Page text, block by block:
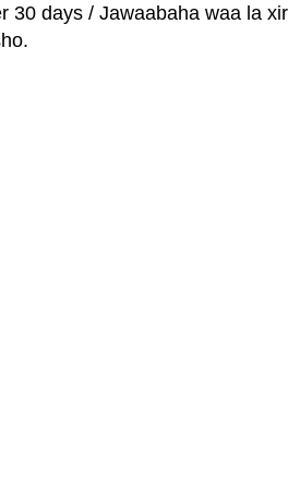
30 days / Jawaabaha waa la